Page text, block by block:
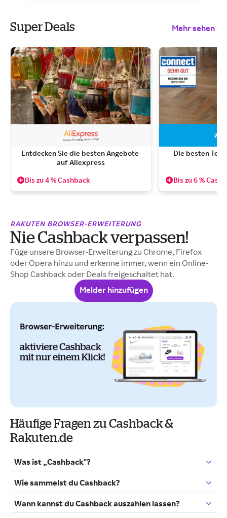
Super Deals Mehr sehen
Entdecken Sie die besten Angebote
auf Aliexpress
Bis zu 4 % Cashback
Die besten
Bis zu 6 %
RAKUTEN BROWSER-ERWEITERUNG
Nie Cashback verpassen!
Füge unsere Browser-Erweiterung zu Chrome, Firefox
oder Opera hinzu und erkenne immer, wenn ein Online-
Shop Cashback oder Deals freigeschaltet hat.
Melder hinzufügen
Häufige Fragen zu Cashback &
Rakuten.de
Was ist „Cashback"?
Wie sammelst du Cashback?
Wann kannst du Cashback auszahlen lassen?